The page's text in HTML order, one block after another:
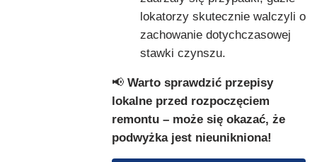
lokatorzy skutecznie walczyli o
zachowanie dotychczasowej
stawki czynszu.
📢 Warto sprawdzić przepisy
lokalne przed rozpoczęciem
remontu – może się okazać, że
podwyżka jest nieunikniona!